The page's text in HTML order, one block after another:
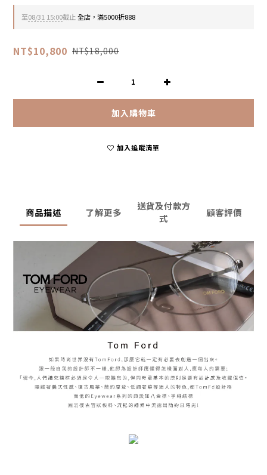
至08/31 15:00截止全店，滿5000折888
NT$10,800 NT$18,000
加入購物車
加入追蹤清單
商品描述 了解更多
送貨及付款方
式
顧客評價